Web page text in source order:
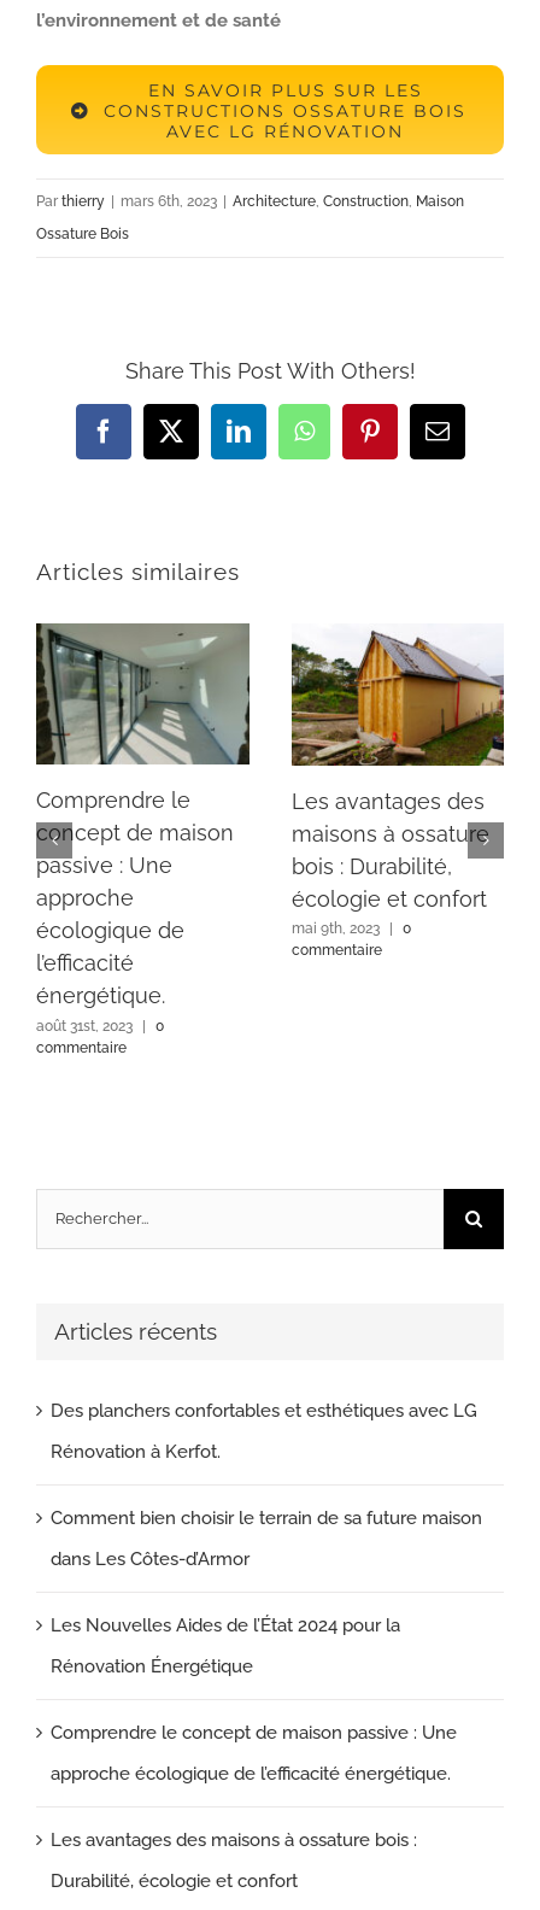
l’environnement et de santé
EN SAVOIR PLUS SUR LES
CONSTRUCTIONS OSSATURE BOIS
AVEC LG RÉNOVATION
Par thierry | mars 6th, 2023 | Architecture Construction Maison
Ossature Bois
Share This Post With Others!
Facebook
X LinkedInWhatsAppPinterestEmail
Articles similaires
Comprendre le
concept de maison
passive : Une
approche
écologique de
l’efficacité
énergétique.
août 31st, 2023 |
0
commentaire
Les avantages des
maisons à ossature
bois : Durabilité,
écologie et confort
mai 9th, 2023
0
commentaire
Rechercher:
Articles récents
Des planchers confortables et esthétiques avec LG
Rénovation à Kerfot.
Comment bien choisir le terrain de sa future maison
dans Les Côtes-d’Armor
Les Nouvelles Aides de l’État 2024 pour la
Rénovation Énergétique
Comprendre le concept de maison passive : Une
approche écologique de l’efficacité énergétique.
Les avantages des maisons à ossature bois :
Durabilité, écologie et confort